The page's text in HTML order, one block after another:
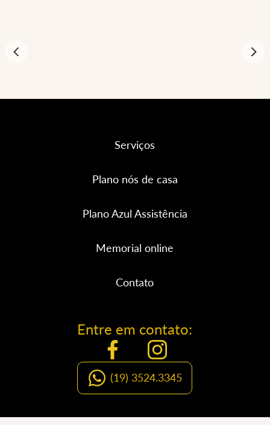
Serviços
Plano nós de casa
Plano Azul Assistência
Memorial online
Contato
Entre em contato:
(19) 3524.3345